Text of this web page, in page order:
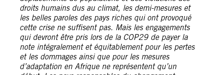
droits humains dus au climat, les demi-mesures et
les belles paroles des pays riches qui ont provoqué
cette crise ne suffisent pas. Mais les engagements
qui devront être pris lors de la COP29 de payer la
note intégralement et équitablement pour les pertes
et les dommages ainsi que pour les mesures
d’adaptation en Afrique ne représentent qu’un